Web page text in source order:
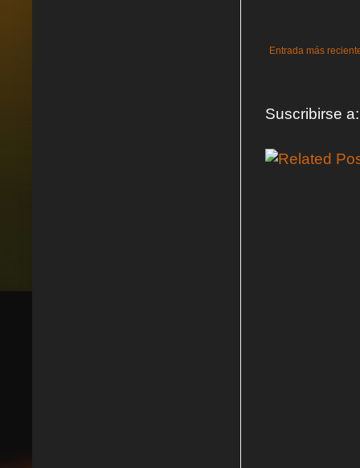
Entrada más
Suscribirse